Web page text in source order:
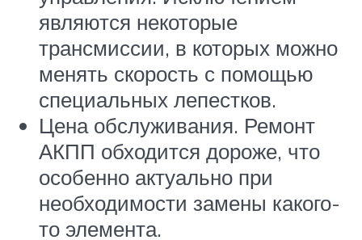
являются некоторые
трансмиссии, в которых можно
менять скорость с помощью
специальных лепестков.
Цена обслуживания. Ремонт
АКПП обходится дороже, что
особенно актуально при
необходимости замены какого-
то элемента.